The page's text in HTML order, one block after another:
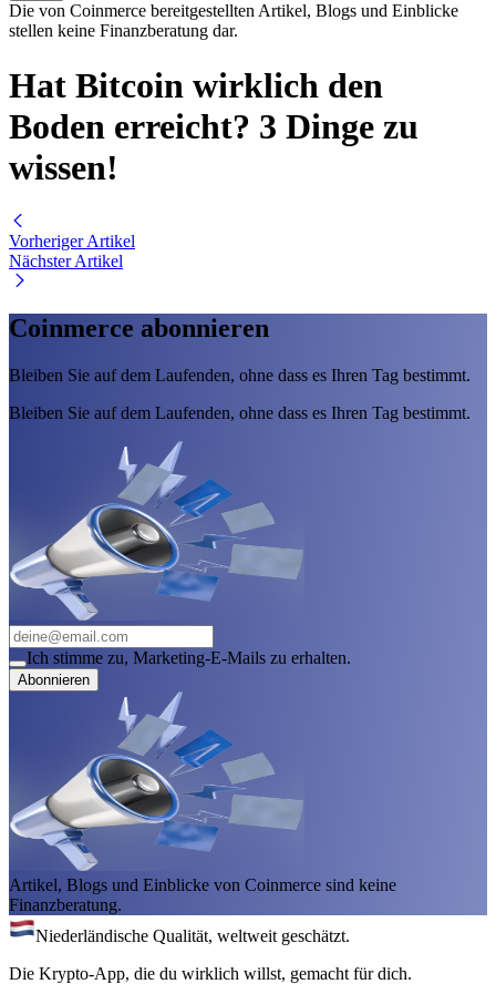
Die von Coinmerce bereitgestellten Artikel, Blogs und Einblicke
stellen keine Finanzberatung dar.
Hat Bitcoin wirklich den
Boden erreicht? 3 Dinge zu
wissen!
Vorheriger Artikel
Nächster Artikel
Coinmerce abonnieren
Bleiben Sie auf dem Laufenden, ohne dass es Ihren Tag bestimmt.
Bleiben Sie auf dem Laufenden, ohne dass es Ihren Tag bestimmt.
Ich stimme zu, Marketing-E-Mails zu erhalten.
Abonnieren
Artikel, Blogs und Einblicke von Coinmerce sind keine
Finanzberatung.
Niederländische Qualität, weltweit geschätzt.
Die Krypto-App, die du wirklich willst, gemacht für dich.